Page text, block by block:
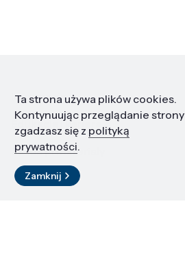
Informacje
Edukacja i kariera
Zasoby i materiały
Kontakt
Ta strona używa plików cookies.
Kontynuując przeglądanie strony
zgadzasz się z polityką
prywatności.
Zamknij